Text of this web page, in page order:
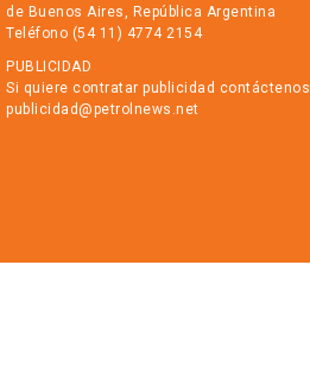
de Buenos Aires, República Argentina
Teléfono (54 11) 4774 2154
PUBLICIDAD
Si quiere contratar publicidad contáctenos
publicidad@petrolnews.net